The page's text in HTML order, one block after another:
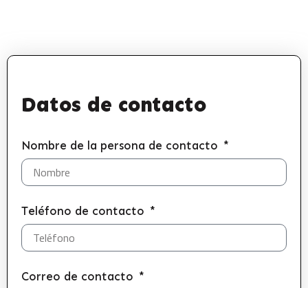
Datos de contacto
Nombre de la persona de contacto
Teléfono de contacto
Correo de contacto